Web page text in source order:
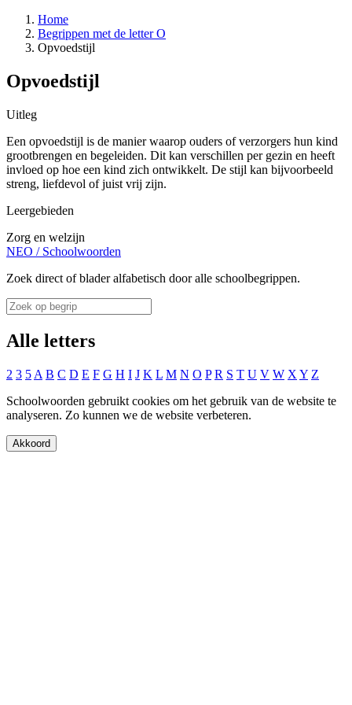
Home
Begrippen met de letter O
Opvoedstijl
Opvoedstijl
Uitleg
Een opvoedstijl is de manier waarop ouders of verzorgers hun kind
grootbrengen en begeleiden. Dit kan verschillen per gezin en heeft
invloed op hoe een kind zich ontwikkelt. De stijl kan bijvoorbeeld
streng, liefdevol of juist vrij zijn.
Leergebieden
Zorg en welzijn
NEO / Schoolwoorden
Zoek direct of blader alfabetisch door alle schoolbegrippen.
Alle letters
2 3 5 A B C D E F G H I J K L M N O P R S T U V W X Y Z
Schoolwoorden gebruikt cookies om het gebruik van de website te
analyseren. Zo kunnen we de website verbeteren.
Akkoord